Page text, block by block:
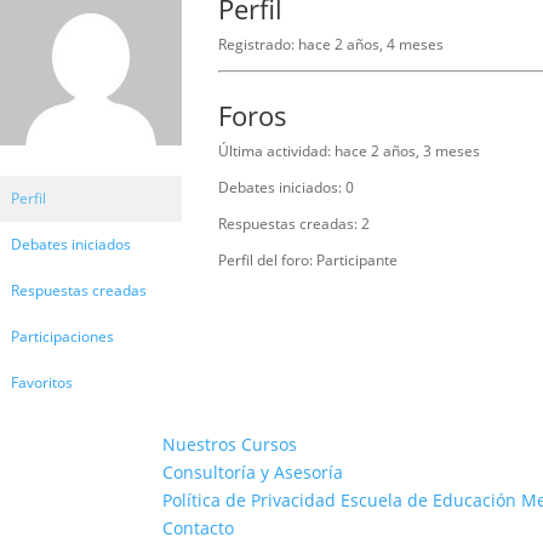
Perfil
Debates iniciados
Respuestas creadas
Participaciones
Favoritos
Perfil
Registrado: hace 2 años, 4 meses
Foros
Última actividad: hace 2 años, 3 meses
Debates iniciados: 0
Respuestas creadas: 2
Perfil del foro: Participante
Nuestros Cursos
Consultoría y Asesoría
Política de Privacidad Escuela de Educación
Contacto